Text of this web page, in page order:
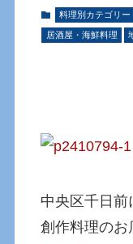
料理別カテゴリー
居酒屋・海鮮料理
中央区千日前
創作料理のお